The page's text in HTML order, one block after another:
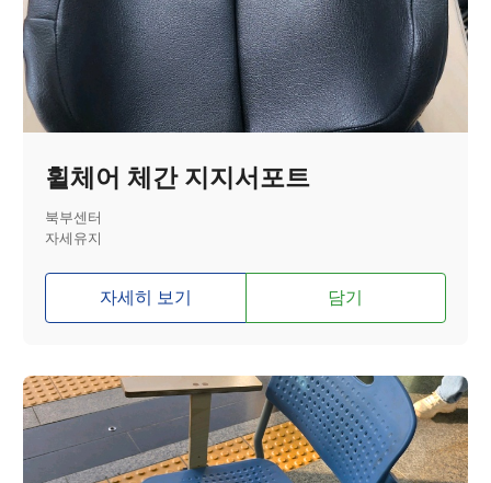
휠체어 체간 지지서포트
북부센터
자세유지
자세히 보기 담기